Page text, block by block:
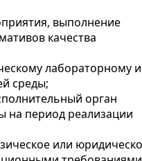
выполнение
качества
лабораторному и
среды;
орган
на период реализации
или